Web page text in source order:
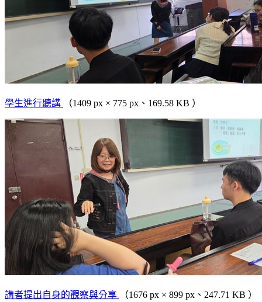
學生進行聽講 （1409 px × 775 px、169.58 KB ）
講者提出自身的觀察與分享 （1676 px × 899 px、247.71 KB ）